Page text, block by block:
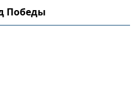
Победы